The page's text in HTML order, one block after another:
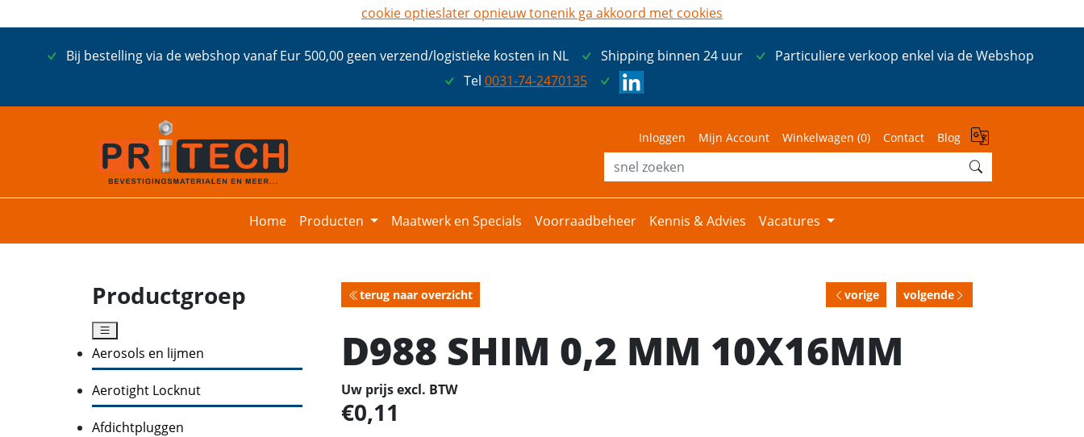
Bij bestelling via de webshop vanaf Eur 500,00 geen verzend/logistieke kosten in NL Shipping binnen 24 uur
Particuliere verkoop enkel via de Webshop
Tel 0031-74-2470135
Inloggen Mijn Account Winkelwagen (0) Contact Blog
Home Producten Maatwerk en Specials Voorraadbeheer Kennis & Advies Vacatures
Productgroep
Aerosols en lijmen
Aerotight Locknut
Afdichtpluggen
terug naar overzicht vorige volgende
D988 SHIM 0,2 MM 10X16MM
Uw prijs excl. BTW
0,11
cookie optieslater opnieuw tonenik ga akkoord met cookies